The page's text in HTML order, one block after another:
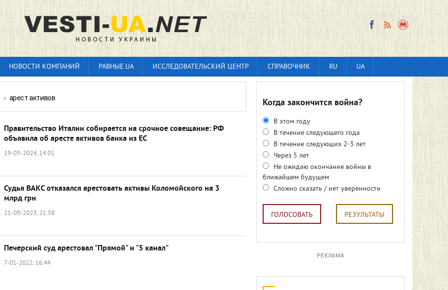
НОВОСТИ КОМПАНИЙ РАВНЫЕ.UA ИССЛЕДОВАТЕЛЬСКИЙ ЦЕНТР СПРАВОЧНИК RU UA
» арест активов
Правительство Италии собирается на срочное совещание: РФ
объявила об аресте активов банка из ЕС
19-05-2024, 14:01
Судья ВАКС отказался арестовать активы Коломойского на 3
млрд грн
21-09-2023, 21:58
Печерский суд арестовал "Прямой" и "5 канал"
7-01-2022, 16:44
Когда закончится война?
В этом году
В течение следующего года
В течение следующих 2-3 лет
Через 5 лет
Не ожидаю окончания войны в
ближайшем будущем
Сложно сказать / нет уверенности
ГОЛОСОВАТЬ РЕЗУЛЬТАТЫ
РЕКЛАМА